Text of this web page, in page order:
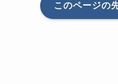
このページの